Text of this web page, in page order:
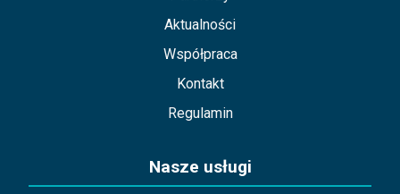
Aktualności
Współpraca
Kontakt
Regulamin
Nasze usługi